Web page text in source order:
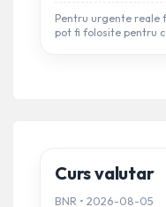
Pentru urgente reale
pot fi folosite pentru
Curs valutar
BNR • 2026-08-05